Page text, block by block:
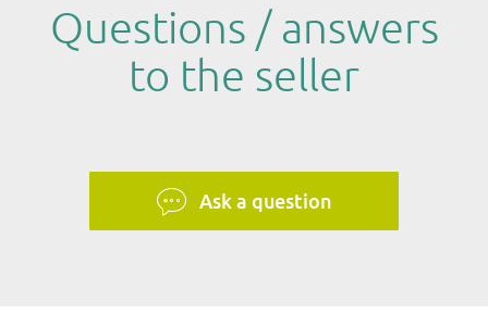
Questions / answers
to the seller
Ask a question